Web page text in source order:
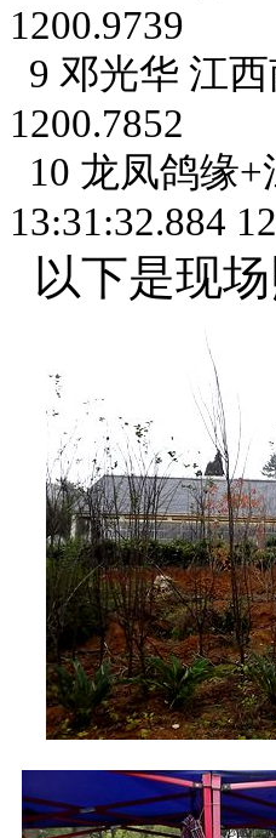
1200.9739
9 邓光华 江西
1200.7852
10 龙凤鸽缘
13:31:32.884
以下是现